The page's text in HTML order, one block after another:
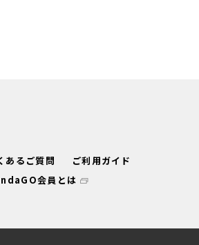
あるご質問
ご利用ガイド
会員とは